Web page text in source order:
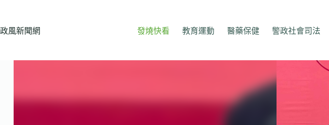
主
政風新聞網 發燒快看 教育運動 醫藥保健 警政社會司法